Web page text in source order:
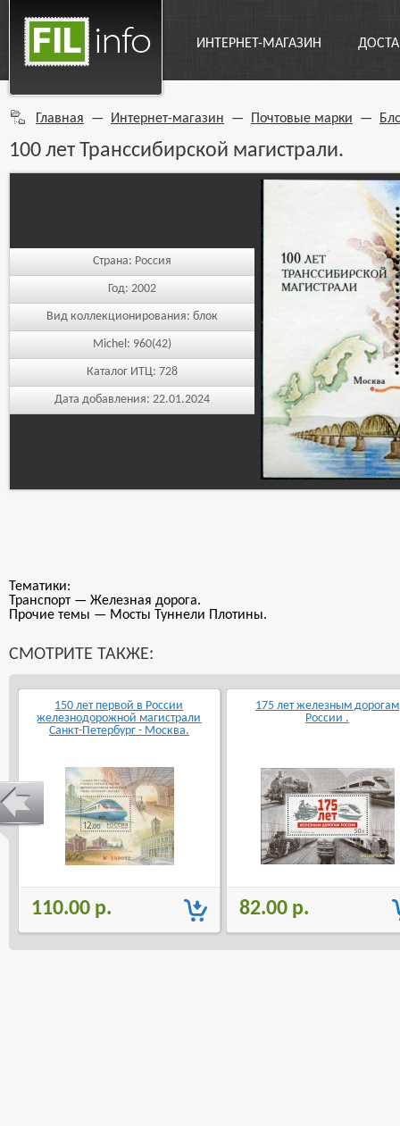
ИНТЕРНЕТ-МАГАЗИН
Главная — Интернет-магазин — Почтовые марки —
100 лет Транссибирской магистрали.
Страна: Россия
Год: 2002
Вид коллекционирования: блок
Michel: 960(42)
Каталог ИТЦ: 728
Дата добавления: 22.01.2024
Тематики:
Транспорт — Железная дорога.
Прочие темы — Мосты Туннели Плотины.
СМОТРИТЕ ТАКЖЕ:
150 лет первой в России
железнодорожной магистрали
Санкт-Петербург - Москва.
110.00 р.
175 лет железным дорогам
России .
82.00 р.